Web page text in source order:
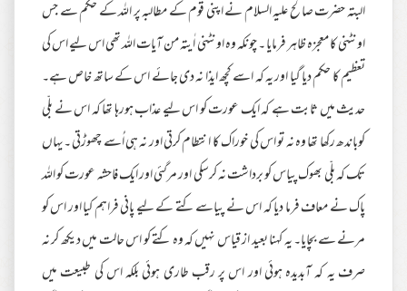
البتہ حضرت صالح علیہ السلام نے اپنی قوم کے مطالبہ پر اللہ کے حکم سے جس
اونٹنی کا معجزہ ظاہر فرمایا ۔ چونکہ وہ اونٹنی اٰیتہ من آیات اللہ تھی اس لیے اس کی
تعظیم کا حکم دیا گیا اور یہ کہ اسے کچھ ایذا نہ دی جائے اس کے ساتھ خاص ہے۔
حدیث میں ثابت ہے کہ ایک عورت کو اس لیے عذاب ہورہا تھا کہ اس نے بلّی
کوباندھ رکھا تھا وہ نہ تو اس کی خوراک کا انتطام کرتی اور نہ ہی اُسے چھوڑتی ۔یہاں
تک کہ بلّی بھوک پیاس کو برداشت نہ کرسکی اور مرگئی اور ایک فاحشہ عورت کو اللہ
پاک نے معاف فرما دیا کہ اس نے پیاسے کتے کے لیے پانی فراہم کیا اور اس کو
مرنے سے بچایا۔ یہ کہنا بعید از قیاس نہیں کہ وہ کتے کو اس حالت میں دیکھ کر نہ
صرف یہ کہ آبدیدہ ہوئی اور اس پر رقب طاری ہوئی بلکہ اس کی طبیعت میں